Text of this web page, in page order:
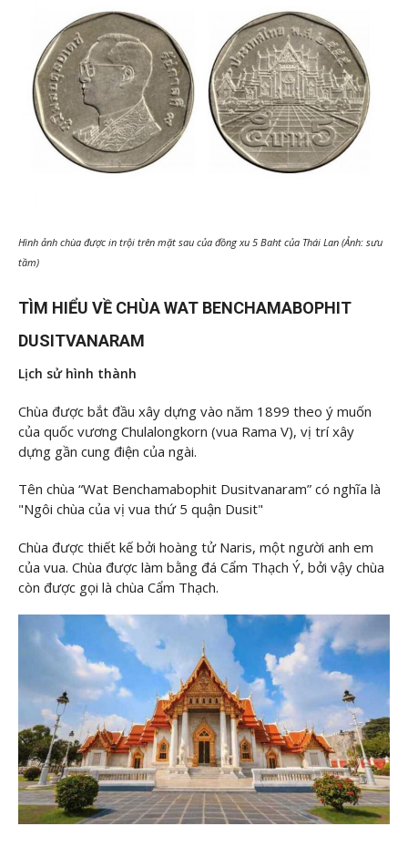
Hình ảnh chùa được in trội trên mặt sau của đồng xu 5 Baht của Thái Lan (Ảnh: sưu
tầm)
TÌM HIỂU VỀ CHÙA WAT BENCHAMABOPHIT
DUSITVANARAM
Lịch sử hình thành
Chùa được bắt đầu xây dựng vào năm 1899 theo ý muốn
của quốc vương Chulalongkorn (vua Rama V), vị trí xây
dựng gần cung điện của ngài.
Tên chùa “Wat Benchamabophit Dusitvanaram” có nghĩa là
"Ngôi chùa của vị vua thứ 5 quận Dusit"
Chùa được thiết kế bởi hoàng tử Naris, một người anh em
của vua. Chùa được làm bằng đá Cẩm Thạch Ý, bởi vậy chùa
còn được gọi là chùa Cẩm Thạch.